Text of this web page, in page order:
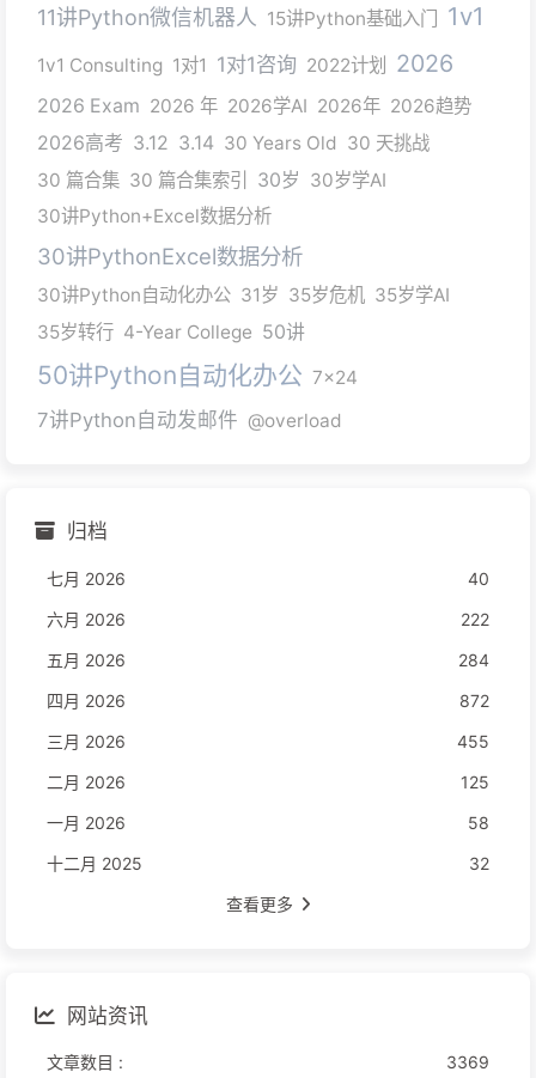
11讲Python微信机器人 15讲Python基础入门 1v1
1v1 Consulting 1对1 1对1咨询 2022计划 2026
2026 Exam 2026 年 2026学AI 2026年 2026趋势
2026高考 3.12 3.14 30 Years Old 30 天挑战
30 篇合集 30 篇合集索引 30岁 30岁学AI
30讲Python+Excel数据分析
30讲PythonExcel数据分析
30讲Python自动化办公 31岁 35岁危机 35岁学AI
35岁转行 4-Year College 50讲
50讲Python自动化办公 7x24
7讲Python自动发邮件 @overload
归档
七月 2026
40
六月 2026
222
五月 2026
284
四月 2026
872
三月 2026
455
二月 2026
125
一月 2026
58
十二月 2025
32
查看更多
网站资讯
文章数目 : 3369